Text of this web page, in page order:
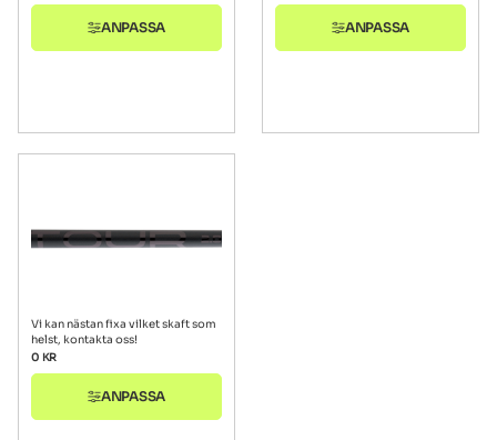
ANPASSA ANPASSA
Vi kan nästan fixa vilket skaft som
helst, kontakta oss!
0 KR
ANPASSA